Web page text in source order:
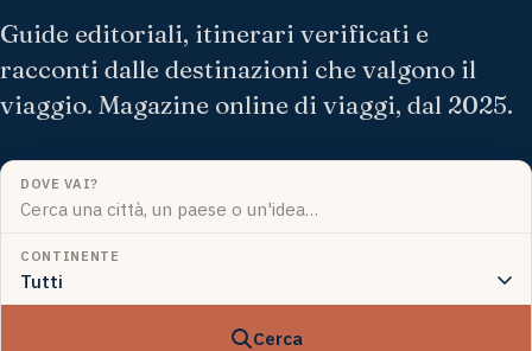
Guide editoriali, itinerari verificati e
racconti dalle destinazioni che valgono il
viaggio. Magazine online di viaggi, dal 2025.
DOVE VAI?
CONTINENTE
Cerca